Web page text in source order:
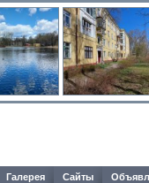
Галерея Сайты